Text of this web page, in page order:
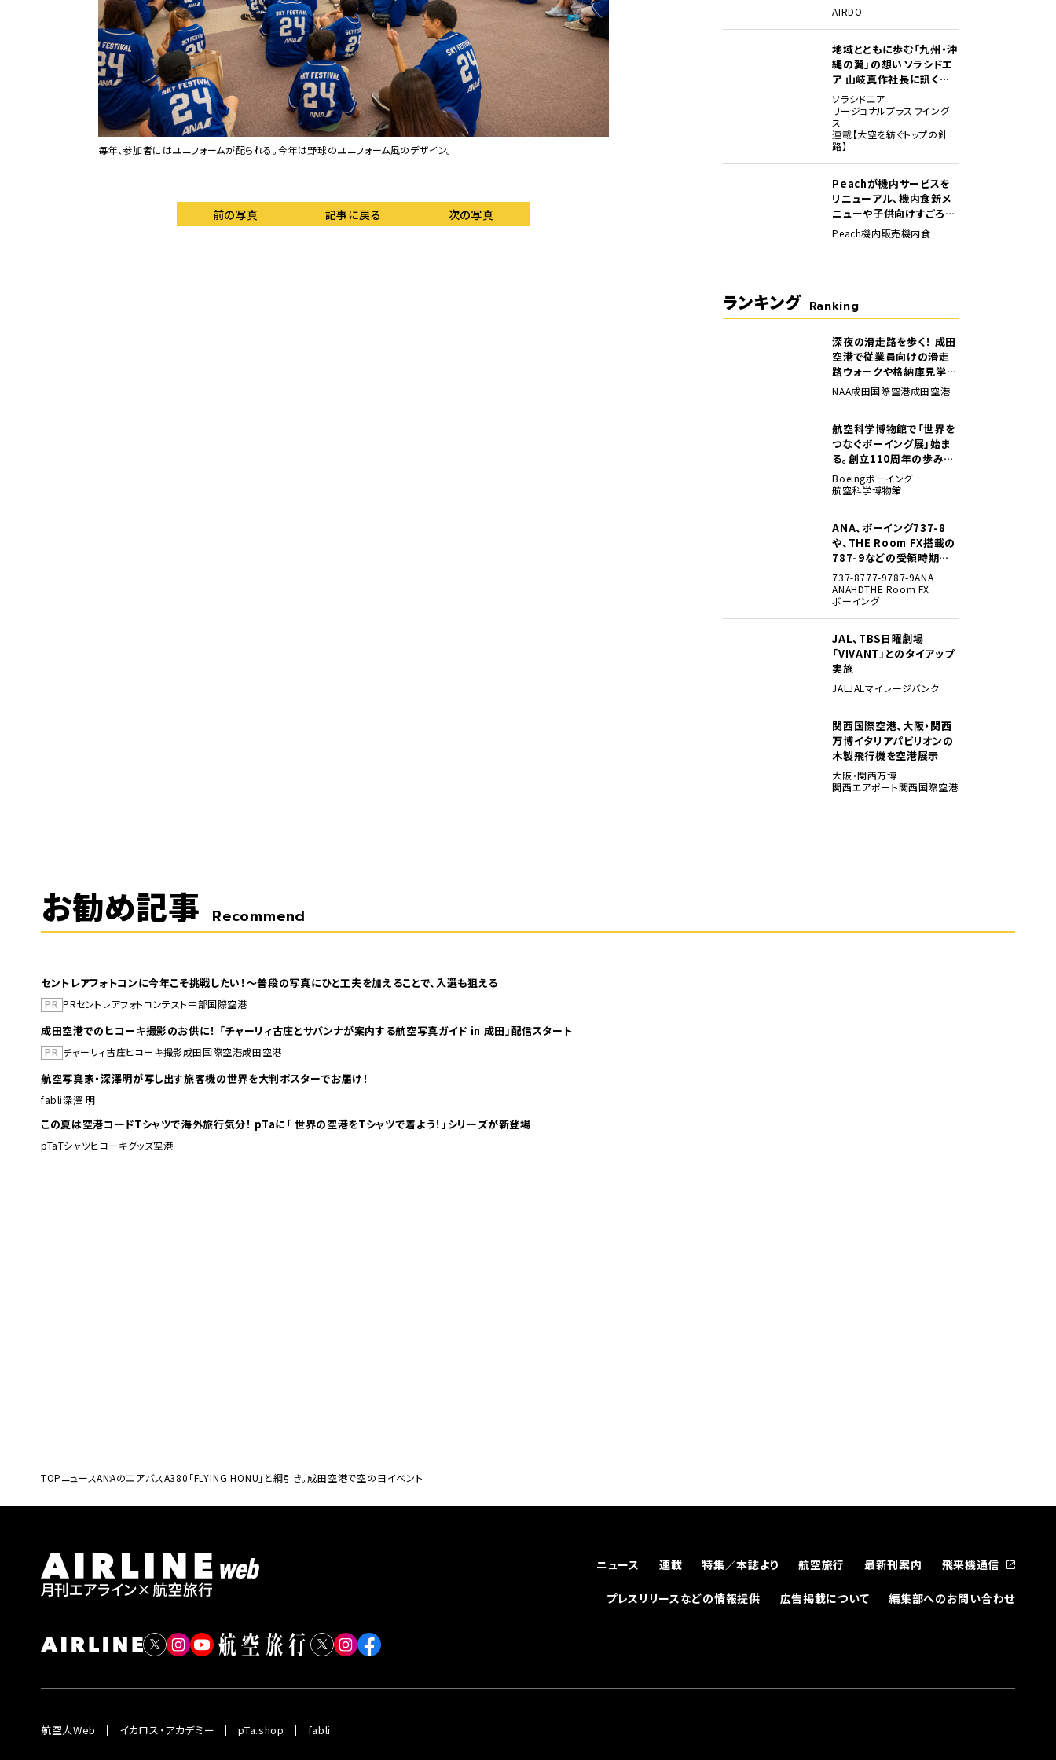
毎年、参加者にはユニフォームが配られる。今年は野球のユニフォーム風のデザイン。 ユニフォームの袖には成田市政70周年の記念ロゴも入っている。
前の写真 記事に戻る 次の写真
場
AIRDO
地域とともに歩む「九州・沖
縄の翼」の想い――ソラシドエ
ア 山岐真作社長に訊く就
任1年の手応え
ソラシドエア
リージョナルプラスウイング
ス
連載【大空を紡ぐトップの針
路】
Peachが機内サービスを
リニューアル、機内食新メ
ニューや子供向けすごろく
など
Peach機内販売機内食
ランキング Ranking
深夜の滑走路を歩く！ 成田
空港で従業員向けの滑走
路ウォークや格納庫見学イ
ベントを初開催
NAA成田国際空港成田空港
航空科学博物館で「世界を
つなぐボーイング展」始ま
る。創立110周年の歩みを
貴重な資料でたどる
Boeingボーイング
航空科学博物館
ANA、ボーイング737-8
や、THE Room FX搭載の
787-9などの受領時期見
込みを明らかに
737-8777-9787-9ANA
ANAHDTHE Room FX
ボーイング
JAL、TBS日曜劇場
「VIVANT」とのタイアップ
実施
JALJALマイレージバンク
関西国際空港、大阪・関西
万博イタリアパビリオンの
木製飛行機を空港展示
大阪・関西万博
関西エアポート関西国際空港
お勧め記事 Recommend
セントレアフォトコンに今年こそ挑戦したい！～普段の写真にひと工夫を加えることで、入選も狙える
PR PRセントレアフォトコンテスト中部国際空港
成田空港でのヒコーキ撮影のお供に！ 「チャーリィ古庄とサバンナが案内する航空写真ガイド in 成田」配信スタート
PR チャーリィ古庄ヒコーキ撮影成田国際空港成田空港
航空写真家・深澤明が写し出す旅客機の世界を大判ポスターでお届け！
fabli深澤 明
この夏は空港コードTシャツで海外旅行気分！ pTaに「 世界の空港をTシャツで着よう！」シリーズが新登場
pTaTシャツヒコーキグッズ空港
TOPニュースANAのエアバスA380「FLYING HONU」と綱引き。成田空港で空の日イベント
ニュース 連載 特集／本誌より 航空旅行 最新刊案内 飛来機通信
プレスリリースなどの情報提供 広告掲載について 編集部へのお問い合わせ
航空人Web イカロス・アカデミー pTa.shop fabli